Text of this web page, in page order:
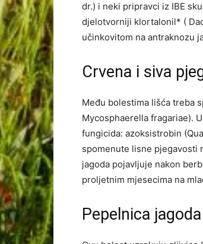
dr.) i neki pripravci iz IBE
djelotvorniji klortalonil* (
učinkovitom na antraknozu
Crvena i siva
Među bolestima lišća treba
Mycosphaerella fragariae).
fungicida: azoksistrobin
spomenute lisne pjegavosti
jagoda pojavljuje nakon
proljetnim mjesecima na
Pepelnica jagoda